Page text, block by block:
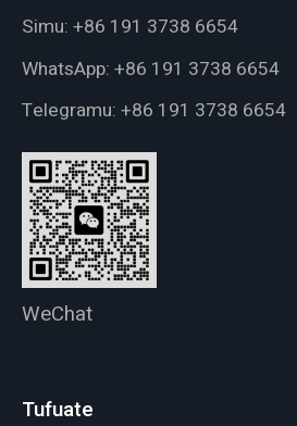
Simu: +86 191 3738 6654
WhatsApp: +86 191 3738 6654
Telegramu: +86 191 3738 6654
WeChat
Tufuate